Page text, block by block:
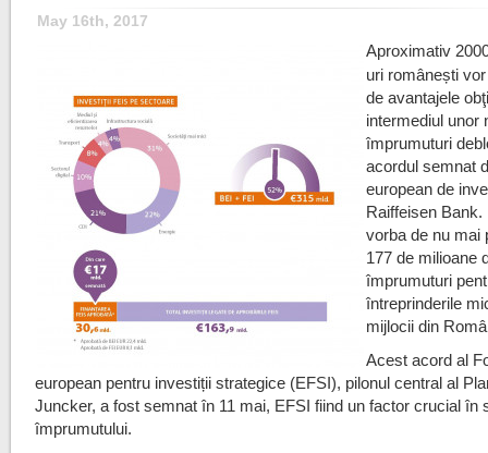
May 16th, 2017
Aproximativ
uri românești
de avantajele
intermediul unor
împrumuturi
acordul semnat
european de
Raiffeisen Bank.
vorba de nu mai
177 de milioane
împrumuturi
întreprinderile
mijlocii din
Acest acord al
european pentru investiții strategice (EFSI), pilonul central al
Juncker, a fost semnat în 11 mai, EFSI fiind un factor crucial în
împrumutului.